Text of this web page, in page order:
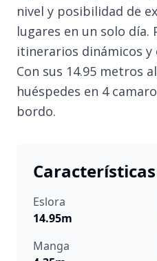
nivel y posibilidad de
lugares en un solo día.
itinerarios dinámicos
Con sus 14.95 metros
huéspedes en 4
bordo.
Eslora
14.95m
Manga